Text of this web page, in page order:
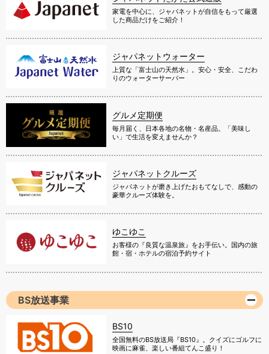
家電を中心に、ジャパネットが自信をもって厳選
した商品だけをご紹介！
ジャパネットウォーター
上質な「富士山の天然水」。安心・安全、こだわ
りのウォーターサーバー
グルメ定期便
毎月届く、日本各地の名物・名産品。「美味し
い」で生活を変えませんか？
ジャパネットクルーズ
ジャパネットが磨き上げたおもてなしで、感動の
豪華クルーズ体験を。
ゆこゆこ
お客様の『良質な温泉旅』をお手伝い。国内の旅
館・宿・ホテルの宿泊予約サイト
BS放送事業
BS10
全国無料のBS放送局『BS10』。クイズにゴルフに
映画に麻雀、楽しい番組てんこ盛り！